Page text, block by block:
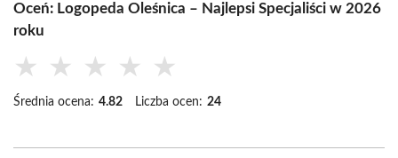
Oceń: Logopeda Oleśnica – Najlepsi Specjaliści w 2026
roku
★ ★ ★ ★ ★
Średnia ocena: 4.82 Liczba ocen: 24